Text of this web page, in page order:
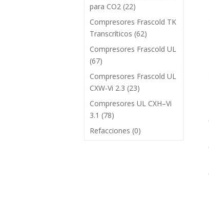
para CO2 (22)
Compresores Frascold TK
Transcríticos (62)
Compresores Frascold UL
(67)
Compresores Frascold UL
CXW-Vi 2.3 (23)
Compresores UL CXH–Vi
3.1 (78)
Refacciones (0)